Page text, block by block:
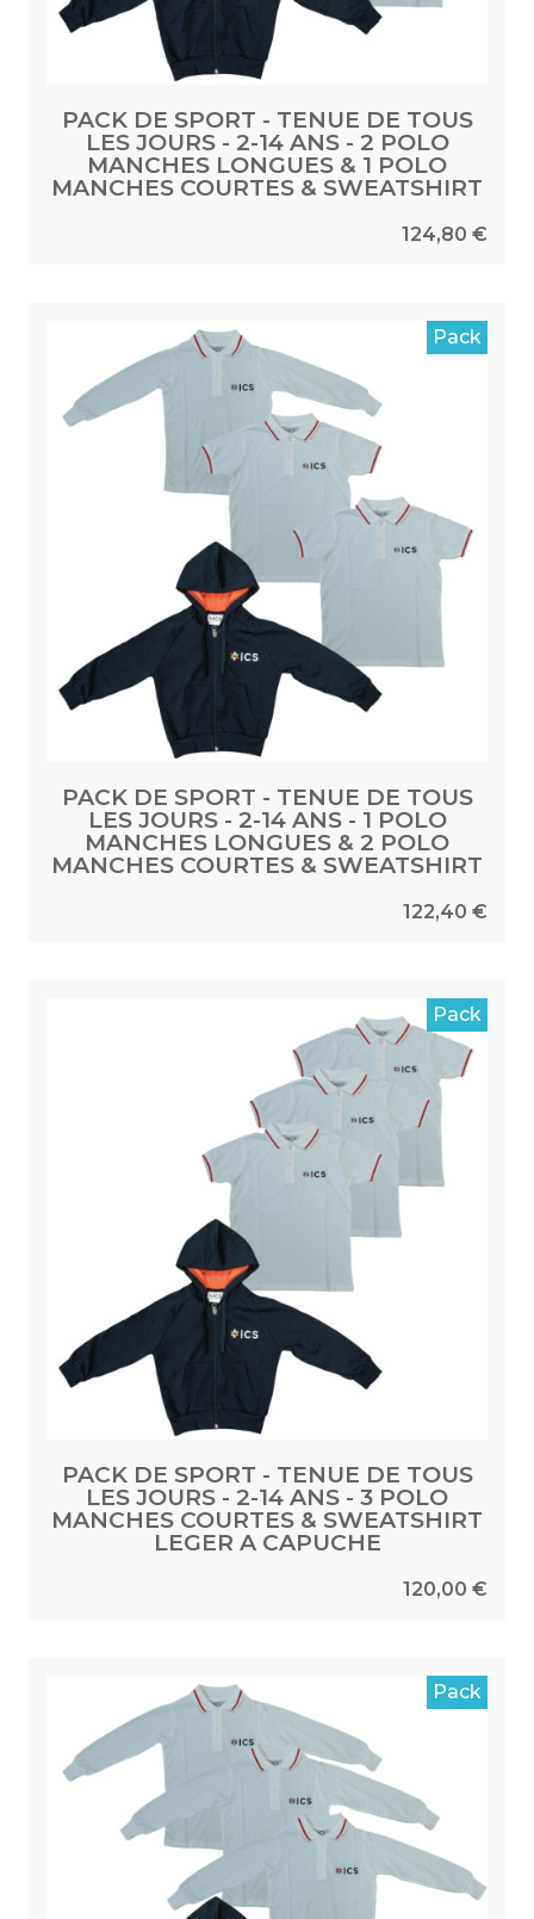
PACK DE SPORT - TENUE DE TOUS
LES JOURS - 2-14 ANS - 2 POLO
MANCHES LONGUES & 1 POLO
MANCHES COURTES & SWEATSHIRT
124,80 €
Pack
PACK DE SPORT - TENUE DE TOUS
LES JOURS - 2-14 ANS - 1 POLO
MANCHES LONGUES & 2 POLO
MANCHES COURTES & SWEATSHIRT
122,40 €
Pack
PACK DE SPORT - TENUE DE TOUS
LES JOURS - 2-14 ANS - 3 POLO
MANCHES COURTES & SWEATSHIRT
LEGER A CAPUCHE
120,00 €
Pack